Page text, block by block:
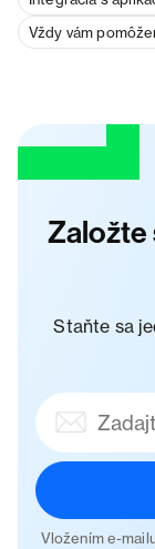
Vždy vám
Založte
Staňte sa
Vložením e-